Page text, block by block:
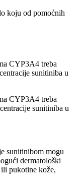
koju od pomoćnih
CYP3A4 treba
sunitiniba u
CYP3A4 treba
sunitiniba u
sunitinibom mogu
dermatološki
pukotine kože,